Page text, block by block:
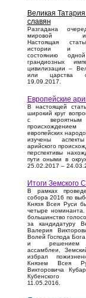
Великая
славян
Разгадана
мировой
Настоящая
истории и
состоянию
грандиозных
цивилизации –
или царства
19.09.2017.
Европейские
В настоящей
широкий круг
с вероятным
европейских
изучены
арийского
перспективы
пути оными в
25.02.2017 –
Итоги Земского
В рамках
собора 2016 по
Князя Всея Руси
четыре
большинство
за кандидатуру
Валерия
Волей Господа
и решением
ассамблеи,
избрал
Князем Всея
Викторовича
Кубенского
11.05.2016.